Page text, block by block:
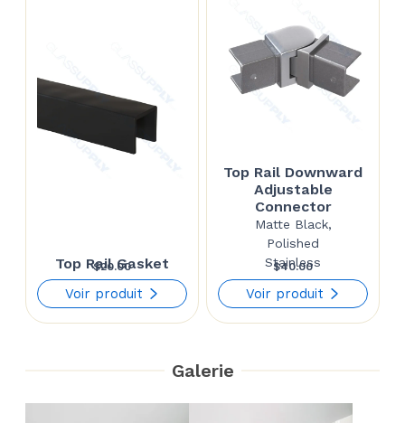
Top Rail Gasket
$20.00
Voir produit
Top Rail Downward
Adjustable
Connector
Matte Black,
Polished
Stainless
$40.00
Voir produit
Galerie